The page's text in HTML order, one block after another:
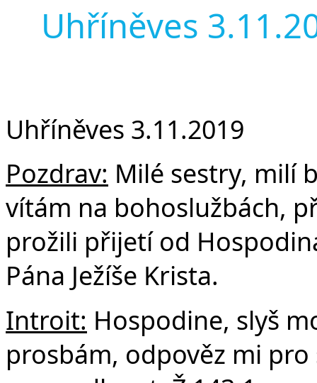
Uhříněves
Uhříněves 3.11.2019
Pozdrav: Milé sestry, milí
vítám na bohoslužbách,
prožili přijetí od
Pána Ježíše Krista.
Introit: Hospodine, slyš
prosbám, odpověz mi